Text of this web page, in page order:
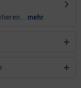
mehr